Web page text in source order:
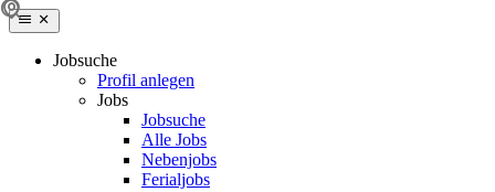
Jobsuche
Profil anlegen
Jobs
Jobsuche
Alle Jobs
Nebenjobs
Ferialjobs